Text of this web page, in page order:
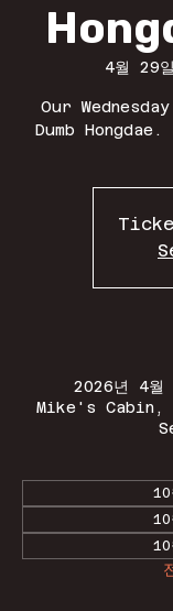
4월 29
Our
Dumb
2026년 4
Mike's Cabin,